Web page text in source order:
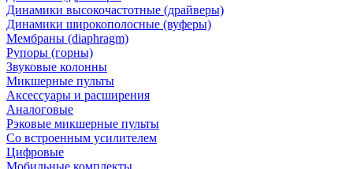
Динамики высокочастотные (драйверы)
Динамики широкополосные (вуферы)
Мембраны (diaphragm)
Рупоры (горны)
Звуковые колонны
Микшерные пульты
Аксессуары и расширения
Аналоговые
Рэковые микшерные пульты
Со встроенным усилителем
Цифровые
Мобильные комплекты